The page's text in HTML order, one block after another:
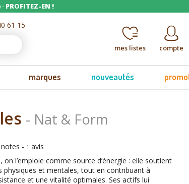
- PROFITEZ-EN !
61 15
compte
mes listes
marques nouveautés
- Nat & Form
notes - 1 avis
on l’emploie comme source d’énergie : elle soutient
physiques et mentales, tout en contribuant à
et une vitalité optimales. Ses actifs lui